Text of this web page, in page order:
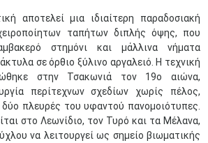
αποτελεί μια ιδιαίτερη παραδοσιακή
ταπήτων διπλής όψης, που
στημόνι και μάλλινα νήματα
σε όρθιο ξύλινο αργαλειό. Η τεχνική
στην Τσακωνιά τον 19ο αιώνα,
περίτεχνων σχεδίων χωρίς πέλος,
πλευρές του υφαντού πανομοιότυπες.
στο Λεωνίδιο, τον Τυρό και τα Μέλανα,
να λειτουργεί ως σημείο βιωματικής